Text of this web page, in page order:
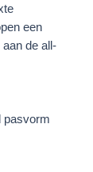
een
de all-
pasvorm